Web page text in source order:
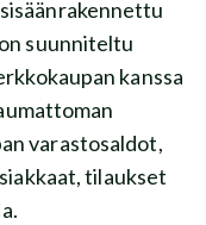
suunniteltu
kanssa
varastosaldot,
tilaukset